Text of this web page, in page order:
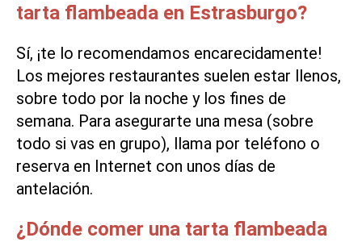
tarta flambeada en Estrasburgo?
Sí, ¡te lo recomendamos encarecidamente!
Los mejores restaurantes suelen estar llenos,
sobre todo por la noche y los fines de
semana. Para asegurarte una mesa (sobre
todo si vas en grupo), llama por teléfono o
reserva en Internet con unos días de
antelación.
¿Dónde comer una tarta flambeada